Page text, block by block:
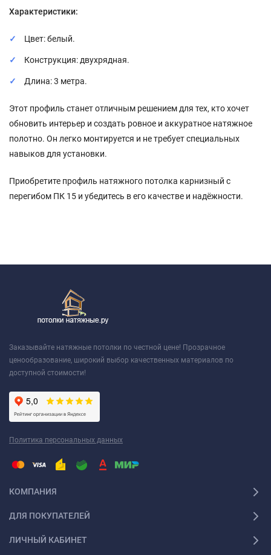
Характеристики:
Цвет: белый.
Конструкция: двухрядная.
Длина: 3 метра.
Этот профиль станет отличным решением для тех, кто хочет
обновить интерьер и создать ровное и аккуратное натяжное
полотно. Он легко монтируется и не требует специальных
навыков для установки.
Приобретите профиль натяжного потолка карнизный с
перегибом ПК 15 и убедитесь в его качестве и надёжности.
Заказывайте натяжные потолки по честной цене! Прозрачное
ценообразование, широкий выбор качественных материалов по
доступной стоимости!
Политика персональных данных
КОМПАНИЯ
ДЛЯ ПОКУПАТЕЛЕЙ
ЛИЧНЫЙ КАБИНЕТ